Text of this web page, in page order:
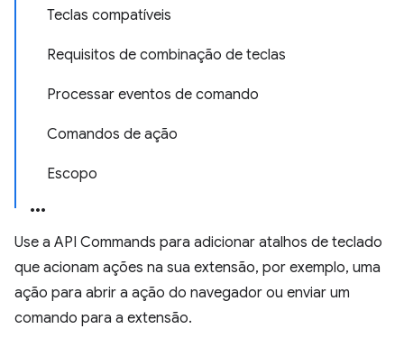
Teclas compatíveis
Requisitos de combinação de teclas
Processar eventos de comando
Comandos de ação
Escopo
Use a API Commands para adicionar atalhos de teclado
que acionam ações na sua extensão, por exemplo, uma
ação para abrir a ação do navegador ou enviar um
comando para a extensão.